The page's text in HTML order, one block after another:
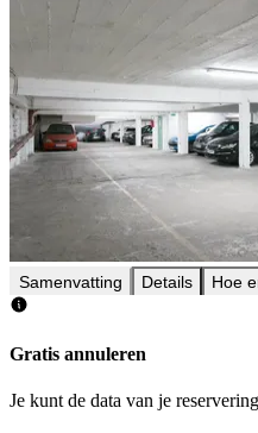
Samenvatting Details Hoe
Gratis annuleren
Je kunt de data van je